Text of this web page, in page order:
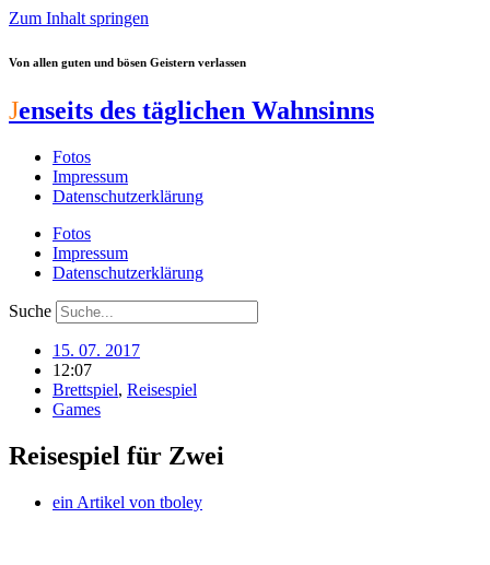
Zum Inhalt springen
Von allen guten und bösen Geistern verlassen
Jenseits des täglichen Wahnsinns
Fotos
Impressum
Datenschutzerklärung
Fotos
Impressum
Datenschutzerklärung
Suche
15. 07. 2017
12:07
Brettspiel, Reisespiel
Games
Reisespiel für Zwei
ein Artikel von tboley